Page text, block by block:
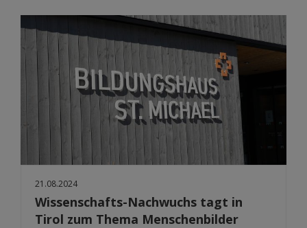
21.08.2024
Wissenschafts-Nachwuchs tagt in
Tirol zum Thema Menschenbilder